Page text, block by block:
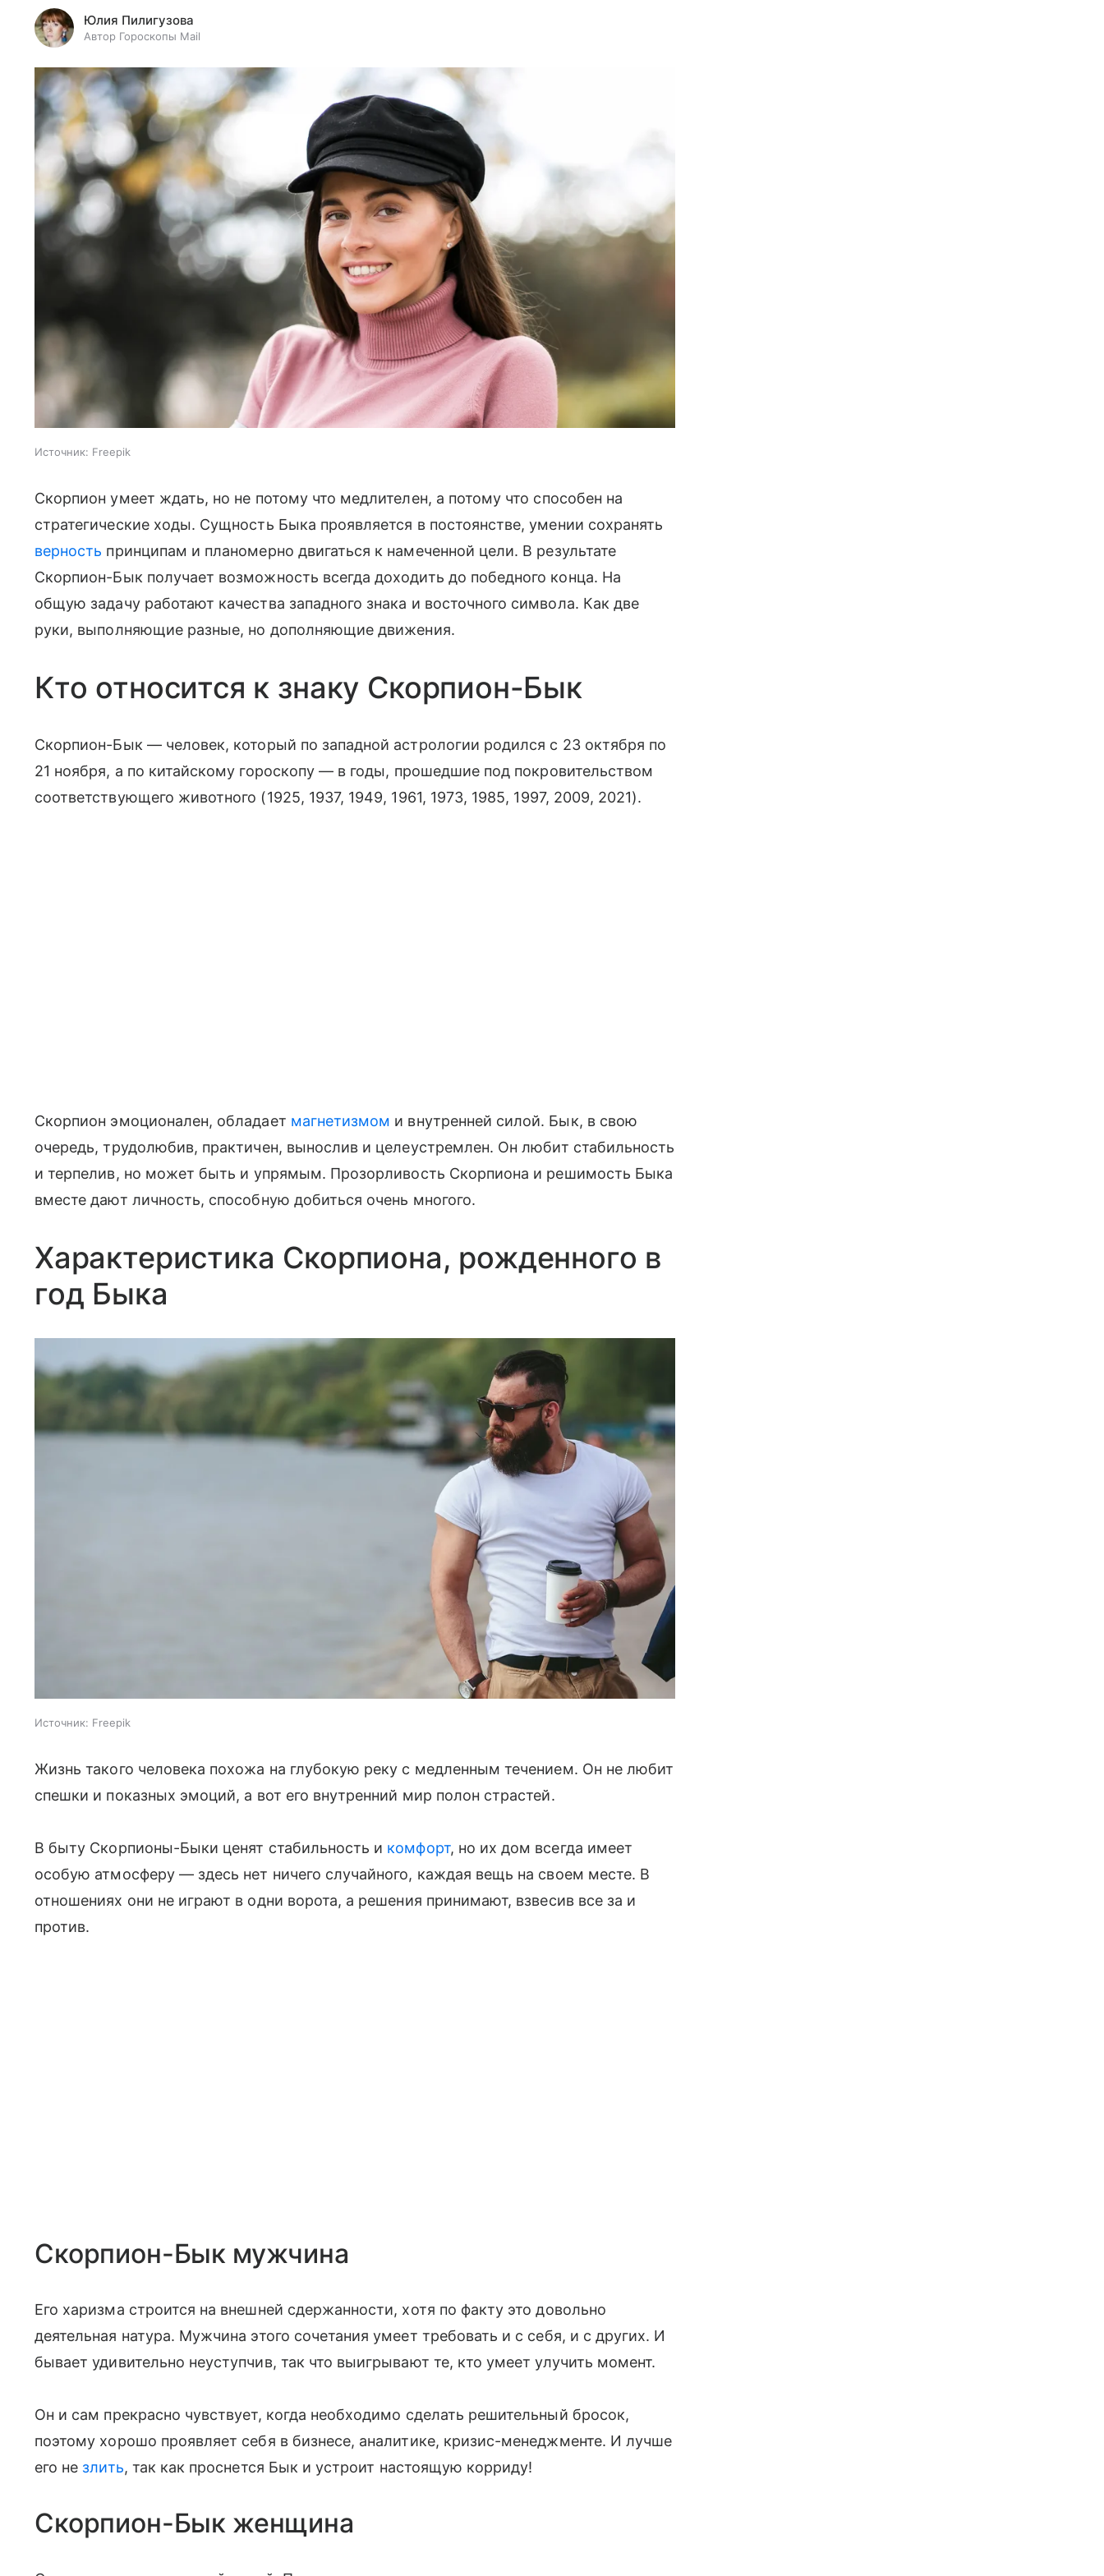
Юлия Пилигузова
Автор Гороскопы Mail
Источник: Freepik
Скорпион умеет ждать, но не потому что медлителен, а потому что способен на
стратегические ходы. Сущность Быка проявляется в постоянстве, умении сохранять
верность принципам и планомерно двигаться к намеченной цели. В результате
Скорпион-Бык получает возможность всегда доходить до победного конца. На
общую задачу работают качества западного знака и восточного символа. Как две
руки, выполняющие разные, но дополняющие движения.
Кто относится к знаку Скорпион-Бык
Скорпион-Бык — человек, который по западной астрологии родился с 23 октября по
21 ноября, а по китайскому гороскопу — в годы, прошедшие под покровительством
соответствующего животного (1925, 1937, 1949, 1961, 1973, 1985, 1997, 2009, 2021).
Скорпион эмоционален, обладает магнетизмом и внутренней силой. Бык, в свою
очередь, трудолюбив, практичен, вынослив и целеустремлен. Он любит стабильность
и терпелив, но может быть и упрямым. Прозорливость Скорпиона и решимость Быка
вместе дают личность, способную добиться очень многого.
Характеристика Скорпиона, рожденного в
год Быка
Источник: Freepik
Жизнь такого человека похожа на глубокую реку с медленным течением. Он не любит
спешки и показных эмоций, а вот его внутренний мир полон страстей.
В быту Скорпионы-Быки ценят стабильность и комфорт, но их дом всегда имеет
особую атмосферу — здесь нет ничего случайного, каждая вещь на своем месте. В
отношениях они не играют в одни ворота, а решения принимают, взвесив все за и
против.
Скорпион-Бык мужчина
Его харизма строится на внешней сдержанности, хотя по факту это довольно
деятельная натура. Мужчина этого сочетания умеет требовать и с себя, и с других. И
бывает удивительно неуступчив, так что выигрывают те, кто умеет улучить момент.
Он и сам прекрасно чувствует, когда необходимо сделать решительный бросок,
поэтому хорошо проявляет себя в бизнесе, аналитике, кризис-менеджменте. И лучше
его не злить, так как проснется Бык и устроит настоящую корриду!
Скорпион-Бык женщина